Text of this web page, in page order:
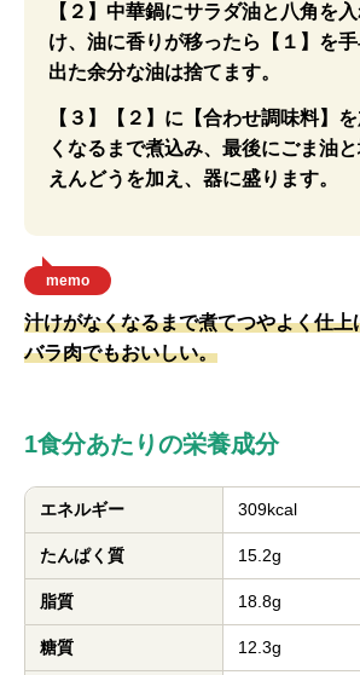
【２】中華鍋にサラダ油と八角を
け、油に香りが移ったら【１】を
出た余分な油は捨てます。
【３】【２】に【合わせ調味料】
くなるまで煮込み、最後にごま油
えんどうを加え、器に盛ります。
memo
汁けがなくなるまで煮てつやよく仕上
バラ肉でもおいしい。
1食分あたりの栄養成分
エネルギー 309kcal
たんぱく質 15.2g
脂質 18.8g
糖質 12.3g